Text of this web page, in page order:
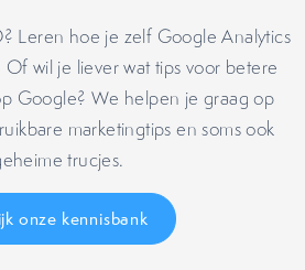
Leren hoe je zelf Google Analytics
Of wil je liever wat tips voor betere
Google? We helpen je graag op
marketingtips en soms ook
trucjes.
onze kennisbank